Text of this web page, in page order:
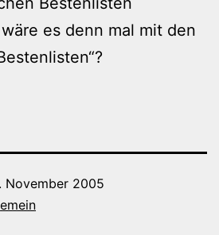
es denn mal mit den
November 2005